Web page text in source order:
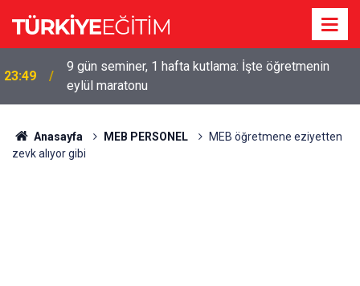
23:49
9 gün seminer, 1 hafta kutlama: İşte öğretmenin
eylül maratonu
Anasayfa MEB PERSONEL
MEB öğretmene eziyetten
zevk alıyor gibi